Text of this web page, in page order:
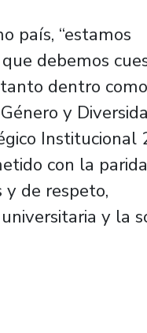
país, “estamos
debemos
dentro
y
Institucional
con la
y de respeto,
y la